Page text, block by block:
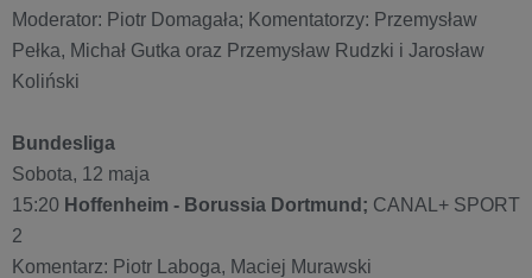
Moderator: Piotr Domagała; Komentatorzy: Przemysław
Pełka, Michał Gutka oraz Przemysław Rudzki i Jarosław
Koliński
Bundesliga
Sobota, 12 maja
15:20 Hoffenheim - Borussia Dortmund; CANAL+ SPORT
2
Komentarz: Piotr Laboga, Maciej Murawski